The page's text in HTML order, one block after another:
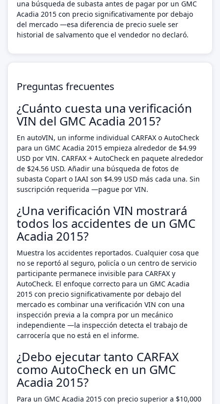
una búsqueda de subasta antes de pagar por un GMC
Acadia 2015 con precio significativamente por debajo
del mercado —esa diferencia de precio suele ser
historial de salvamento que el vendedor no declaró.
Preguntas frecuentes
¿Cuánto cuesta una verificación
VIN del GMC Acadia 2015?
En autoVIN, un informe individual CARFAX o AutoCheck
para un GMC Acadia 2015 empieza alrededor de $4.99
USD por VIN. CARFAX + AutoCheck en paquete alrededor
de $24.56 USD. Añadir una búsqueda de fotos de
subasta Copart o IAAI son $4.99 USD más cada una. Sin
suscripción requerida —pague por VIN.
¿Una verificación VIN mostrará
todos los accidentes de un GMC
Acadia 2015?
Muestra los accidentes reportados. Cualquier cosa que
no se reportó al seguro, policía o un centro de servicio
participante permanece invisible para CARFAX y
AutoCheck. El enfoque correcto para un GMC Acadia
2015 con precio significativamente por debajo del
mercado es combinar una verificación VIN con una
inspección previa a la compra por un mecánico
independiente —la inspección detecta el trabajo de
carrocería que no está en el informe.
¿Debo ejecutar tanto CARFAX
como AutoCheck en un GMC
Acadia 2015?
Para un GMC Acadia 2015 con precio superior a $10,000